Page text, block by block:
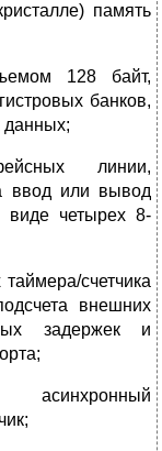
память
128 байт,
банков,
данных;
линии,
ввод или вывод
виде четырех 8-
счетчика
внешних
задержек и
асинхронный